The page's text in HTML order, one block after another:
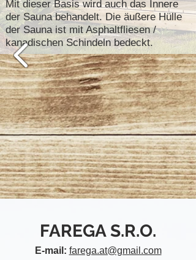
Mit dieser Basis wird auch das Innere
der Sauna behandelt. Die äußere Hülle
der Sauna ist mit Asphaltfliesen /
kanadischen Schindeln bedeckt.
FAREGA S.R.O.
E-mail: farega.at@gmail.com